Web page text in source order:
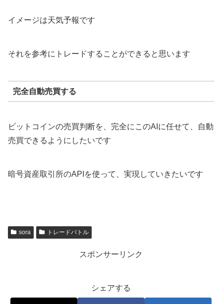
イメージは天気予報です
それを参考にトレードすることができると思います
完全自動売買する
ビットコインの売買判断を、完全にこのAIに任せて、自動
売買できるようにしたいです
暗号資産取引所のAPIを使って、実現していきたいです
sora トレードバトル
スポンサーリンク
シェアする